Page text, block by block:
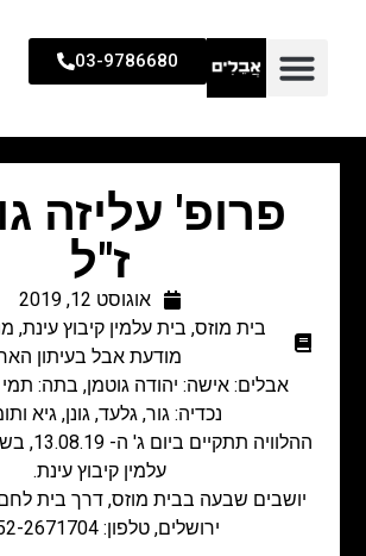
03-9786680
פרופ' עליזה
ז"ל
אוגוסט 12, 2019
בית מוזס, בית עלמין קיבוץ עינת,
מודעת אבל בעיתון
אבלים: אישה: יהודה גוטמן, בתה: תמי
נכדיה: גור, גלעד, גונן, גיא
עלמין קיבוץ עינת.
ירושלים, טלפון: 052-2671704.​